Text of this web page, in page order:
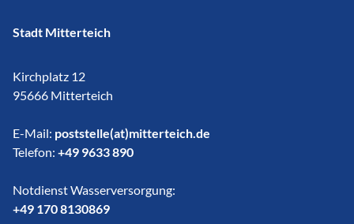
Stadt Mitterteich
Kirchplatz 12
95666 Mitterteich
E-Mail: poststelle(at)mitterteich.de
Telefon: +49 9633 890
Notdienst Wasserversorgung:
​​​​​​​+49 170 8130869